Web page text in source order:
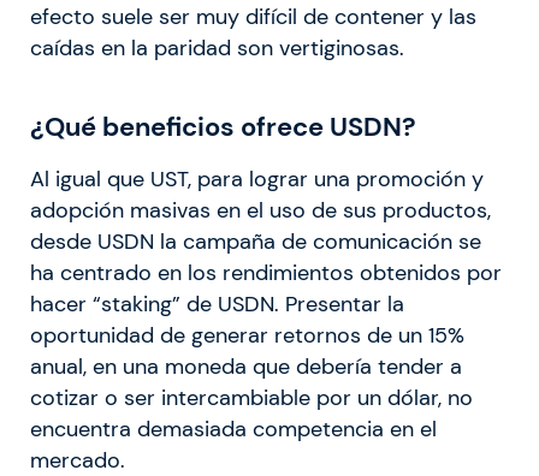
efecto suele ser muy difícil de contener y las
caídas en la paridad son vertiginosas.
¿Qué beneficios ofrece USDN?
Al igual que UST, para lograr una promoción y
adopción masivas en el uso de sus productos,
desde USDN la campaña de comunicación se
ha centrado en los rendimientos obtenidos por
hacer “staking” de USDN. Presentar la
oportunidad de generar retornos de un 15%
anual, en una moneda que debería tender a
cotizar o ser intercambiable por un dólar, no
encuentra demasiada competencia en el
mercado.